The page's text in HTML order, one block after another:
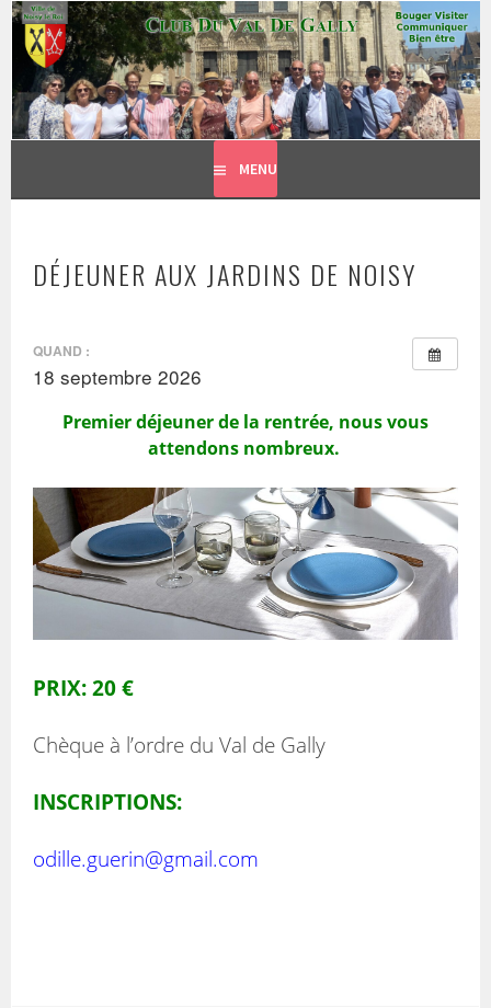
Aller
contenu
principal
CLUB DU VAL DE GALLY
BOUGER, VISITER, COMMUNIQUER = BIEN ÊTRE
MENU
DÉJEUNER AUX JARDINS DE NOISY
QUAND :
18 septembre 2026
Premier déjeuner de la rentrée, nous vous
attendons nombreux.
PRIX: 20 €
Chèque à l’ordre du Val de Gally
INSCRIPTIONS:
odille.guerin@gmail.com